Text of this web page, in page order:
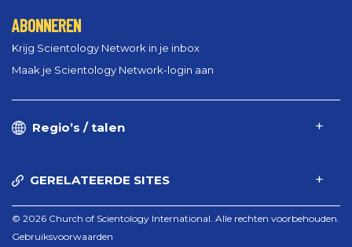
ABONNEREN
Krijg Scientology Network in je inbox
Maak je Scientology Network-login aan
Regio’s / talen
GERELATEERDE SITES
© 2026 Church of Scientology International. Alle rechten voorbehouden.
Gebruiksvoorwaarden